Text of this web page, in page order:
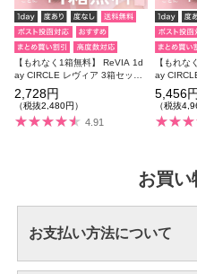
【もれなく1箱無料】 ReVIA 1d
ay CIRCLE レヴィア 3箱セット
1箱10枚入り 合計30枚
2,728円
（税抜2,480円）
4.91
【もれな
ay
1箱10枚
5,456
（税抜
お買い
お支払い方法について